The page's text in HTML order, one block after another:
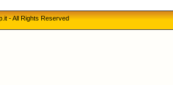
- All Rights Reserved